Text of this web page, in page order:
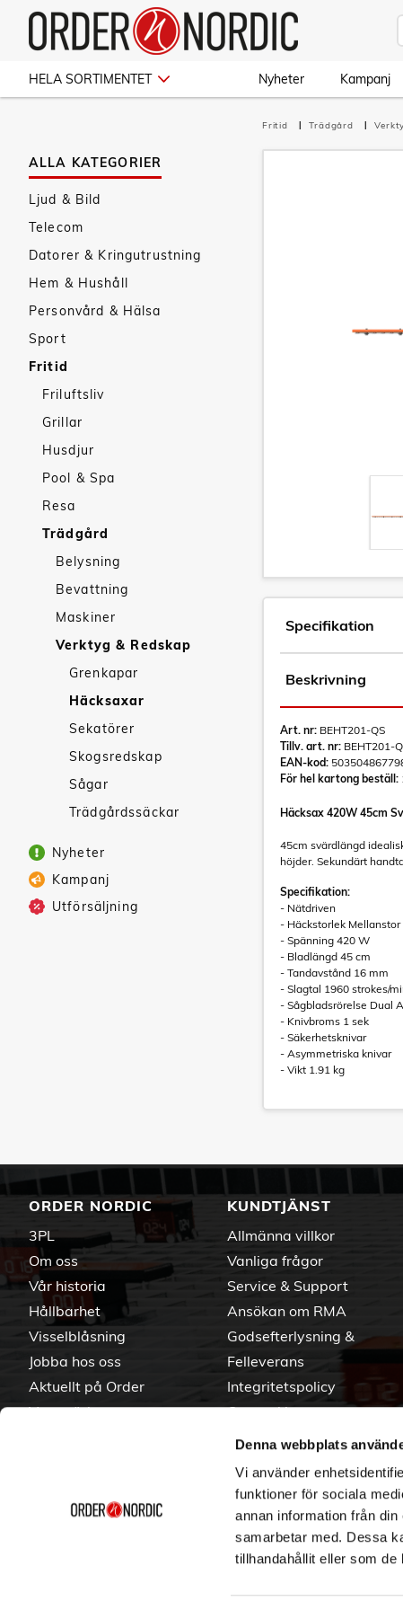
Denna webbplats
Vi använder
funktioner för sociala
annan information från
samarbetar med. Dessa
tillhandahållit eller som
HELA SORTIMENTET Nyheter Kampanj
ALLA KATEGORIER
Ljud & Bild
Telecom
Datorer & Kringutrustning
Hem & Hushåll
Personvård & Hälsa
Sport
Fritid
Friluftsliv
Grillar
Husdjur
Pool & Spa
Resa
Trädgård
Belysning
Bevattning
Maskiner
Verktyg & Redskap
Grenkapar
Häcksaxar
Sekatörer
Skogsredskap
Sågar
Trädgårdssäckar
Nyheter
Kampanj
Utförsäljning
Fritid Trädgård
Specifikation
Beskrivning
Art. nr: BEHT201-QS
Tillv. art. nr: BEHT201-
EAN-kod:
För hel kartong beställ:
Häcksax 420W 45cm
45cm svärdlängd
höjder. Sekundärt
Specifikation:
- Nätdriven
- Häckstorlek Mellanstor
- Spänning 420 W
- Bladlängd 45 cm
- Tandavstånd 16 mm
- Slagtal 1960 strokes/
- Sågbladsrörelse Dual
- Knivbroms 1 sek
- Säkerhetsknivar
- Asymmetriska knivar
- Vikt 1.91 kg
ORDER NORDIC
3PL
Om oss
Vår historia
Hållbarhet
Visselblåsning
Jobba hos oss
Aktuellt på Order
Varumärken
KUNDTJÄNST
Allmänna villkor
Vanliga frågor
Service & Support
Ansökan om RMA
Godsefterlysning &
Felleverans
Integritetspolicy
Om cookies